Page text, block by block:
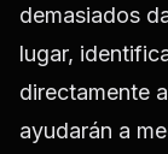
demasiados
lugar,
directamente
ayudarán a